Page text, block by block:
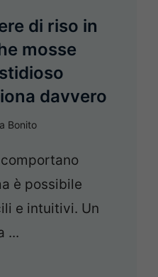
di riso in
mosse
davvero
Bonito
è possibile
e intuitivi. Un
...